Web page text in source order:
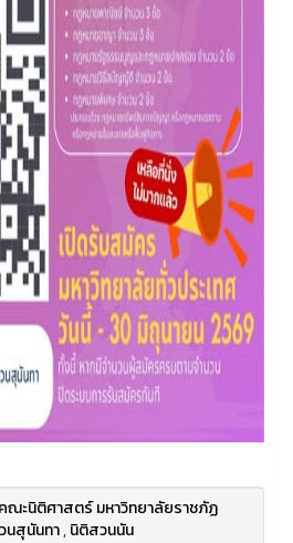
คณะนิติศาสตร์ มหาวิทยาลัยราชภัฏ
นสุนันทา,นิติสวนนัน